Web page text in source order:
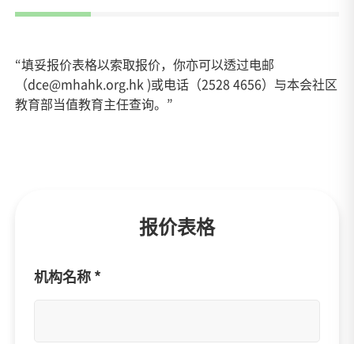
“填妥报价表格以索取报价，你亦可以透过电邮
（dce@mhahk.org.hk )或电话（2528 4656）与本会社区
教育部当值教育主任查询。”
报价表格
机构名称 *